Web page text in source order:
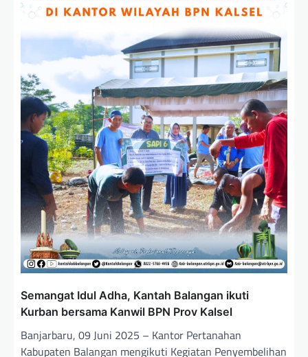
Semangat Idul Adha, Kantah Balangan ikuti
Kurban bersama Kanwil BPN Prov Kalsel
Banjarbaru, 09 Juni 2025 – Kantor Pertanahan
Kabupaten Balangan mengikuti Kegiatan Penyembelihan